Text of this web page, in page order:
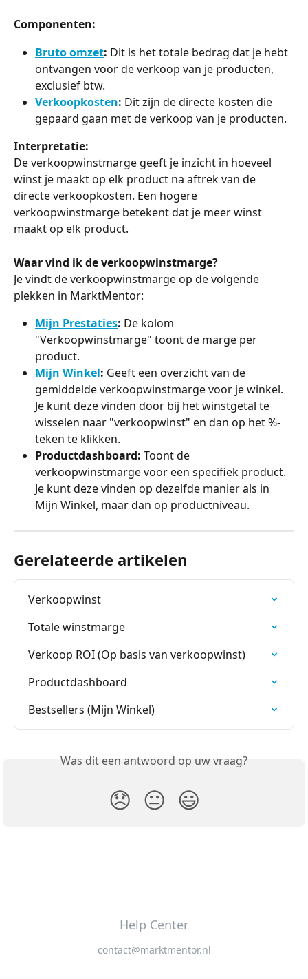
Componenten:
Bruto omzet: Dit is het totale bedrag dat je hebt
ontvangen voor de verkoop van je producten,
exclusief btw.
Verkoopkosten: Dit zijn de directe kosten die
gepaard gaan met de verkoop van je producten.
Interpretatie:
De verkoopwinstmarge geeft je inzicht in hoeveel
winst je maakt op elk product na aftrek van de
directe verkoopkosten. Een hogere
verkoopwinstmarge betekent dat je meer winst
maakt op elk product.
Waar vind ik de verkoopwinstmarge?
Je vindt de verkoopwinstmarge op de volgende
plekken in MarktMentor:
Mijn Prestaties: De kolom
"Verkoopwinstmarge" toont de marge per
product.
Mijn Winkel: Geeft een overzicht van de
gemiddelde verkoopwinstmarge voor je winkel.
Je kunt deze vinden door bij het winstgetal te
wisselen naar "verkoopwinst" en dan op het %-
teken te klikken.
Productdashboard: Toont de
verkoopwinstmarge voor een specifiek product.
Je kunt deze vinden op dezelfde manier als in
Mijn Winkel, maar dan op productniveau.
Gerelateerde artikelen
Verkoopwinst
Totale winstmarge
Verkoop ROI (Op basis van verkoopwinst)
Productdashboard
Bestsellers (Mijn Winkel)
Was dit een antwoord op uw vraag?
😞 😐 😃
Help Center
contact@marktmentor.nl